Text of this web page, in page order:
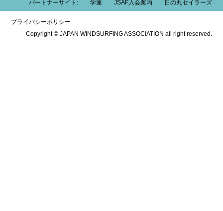
パートナーサイト: 学連 JSAF入会案内 日の丸セイラーズ
プライバシーポリシー
Copyright © JAPAN WINDSURFING ASSOCIATION all right reserved.